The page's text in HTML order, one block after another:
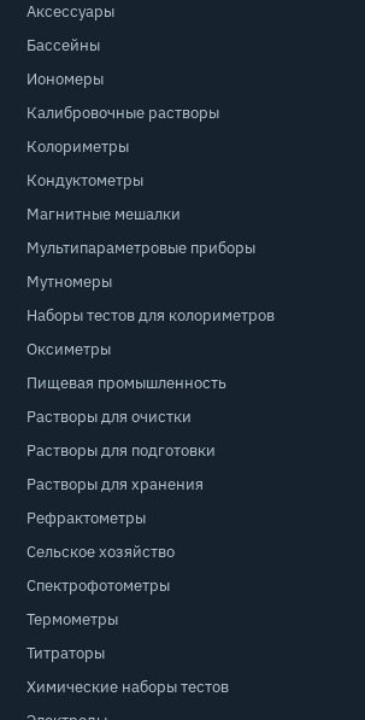
Аксессуары
Бассейны
Иономеры
Калибровочные растворы
Колориметры
Кондуктометры
Магнитные мешалки
Мультипараметровые приборы
Мутномеры
Наборы тестов для колориметров
Оксиметры
Пищевая промышленность
Растворы для очистки
Растворы для подготовки
Растворы для хранения
Рефрактометры
Сельское хозяйство
Спектрофотометры
Термометры
Титраторы
Химические наборы тестов